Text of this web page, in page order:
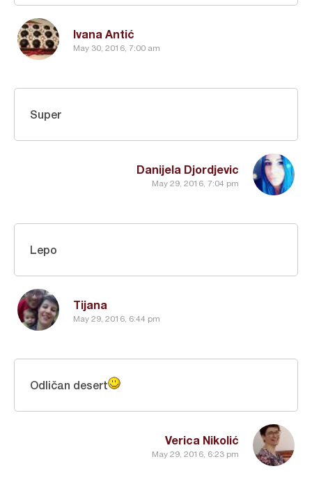
Ivana Antić
May 30, 2016, 7:00 am
Danijela Djordjevic
May 29, 2016, 7:04 pm
Super
Tijana
May 29, 2016, 6:44 pm
Lepo
Verica Nikolić
May 29, 2016, 6:23 pm
Odličan desert